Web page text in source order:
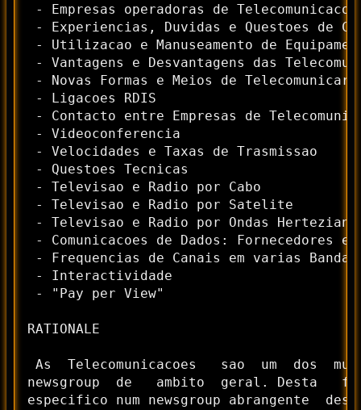
- Empresas operadoras de
- Experiencias, Duvidas e Questoes de
- Utilizacao e Manuseamento de
- Vantagens e Desvantagens das
- Novas Formas e Meios de Telecomunicar
- Ligacoes RDIS
- Contacto entre Empresas de
- Videoconferencia
- Velocidades e Taxas de Trasmissao
- Questoes Tecnicas
- Televisao e Radio por Cabo
- Televisao e Radio por Satelite
- Televisao e Radio por Ondas
- Comunicacoes de Dados: Fornecedores e
- Frequencias de Canais em varias Bandas
- Interactividade
- "Pay per View"
RATIONALE
As  Telecomunicacoes   sao  um  dos
newsgroup  de   ambito  geral. Desta
especifico num newsgroup abrangente